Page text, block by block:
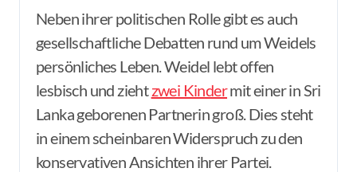
Neben ihrer politischen Rolle gibt es auch
gesellschaftliche Debatten rund um Weidels
persönliches Leben. Weidel lebt offen
lesbisch und ziehtzwei Kindermit einer in Sri
Lanka geborenen Partnerin groß. Dies steht
in einem scheinbaren Widerspruch zu den
konservativen Ansichten ihrer Partei.